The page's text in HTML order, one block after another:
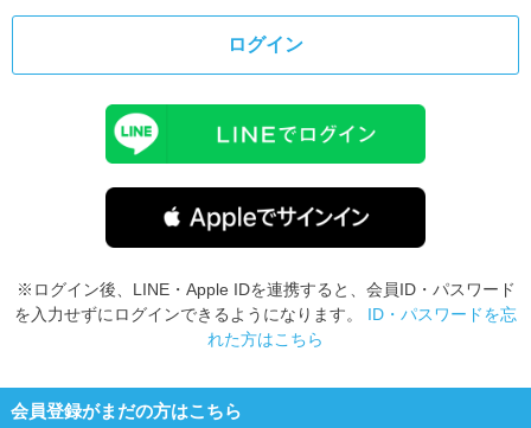
ログイン
※ログイン後、LINE・Apple IDを連携すると、会員ID・パスワード
を入力せずにログインできるようになります。 ID・パスワードを忘
れた方はこちら
会員登録がまだの方はこちら